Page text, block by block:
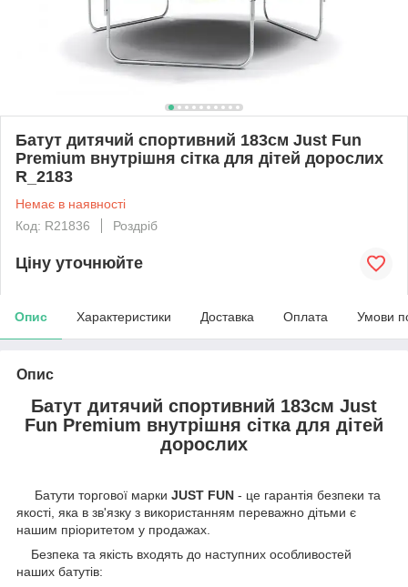
Батут дитячий спортивний 183см Just Fun
Premium внутрішня сітка для дітей дорослих
R_2183
Немає в наявності
Код: R21836
Роздріб
Ціну уточнюйте
Опис Характеристики Доставка Оплата Умови
Опис
Батут дитячий спортивний 183см Just
Fun Premium внутрішня сітка для дітей
дорослих
Батути торгової марки JUST FUN - це гарантія безпеки та
якості, яка в зв'язку з використанням переважно дітьми є
нашим пріоритетом у продажах.
Безпека та якість входять до наступних особливостей
наших батутів: